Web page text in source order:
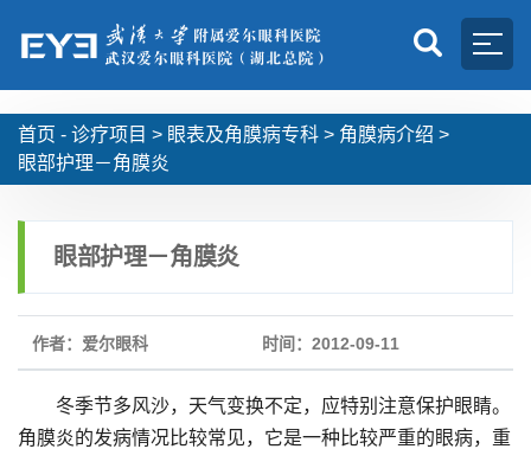
首页 - 诊疗项目 > 眼表及角膜病专科 > 角膜病介绍 >
眼部护理－角膜炎
眼部护理－角膜炎
作者：爱尔眼科 时间：2012-09-11
冬季节多风沙，天气变换不定，应特别注意保护眼睛。
角膜炎的发病情况比较常见，它是一种比较严重的眼病，重